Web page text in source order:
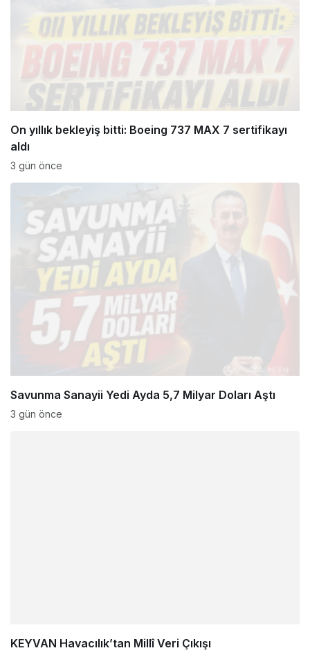
On yıllık bekleyiş bitti: Boeing 737 MAX 7 sertifikayı
aldı
3 gün önce
Savunma Sanayii Yedi Ayda 5,7 Milyar Doları Aştı
3 gün önce
KEYVAN Havacılık’tan Millî Veri Çıkışı